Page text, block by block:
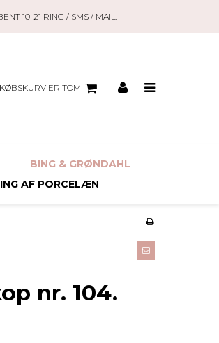
10-21 RING / SMS / MAIL.
ER TOM
BING & GRØNDAHL
AF PORCELÆN
nr. 104.